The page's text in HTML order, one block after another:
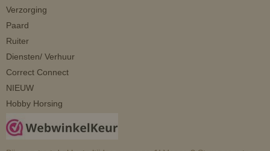
Verzorging
Paard
Ruiter
Diensten/ Verhuur
Correct Connect
NIEUW
Hobby Horsing